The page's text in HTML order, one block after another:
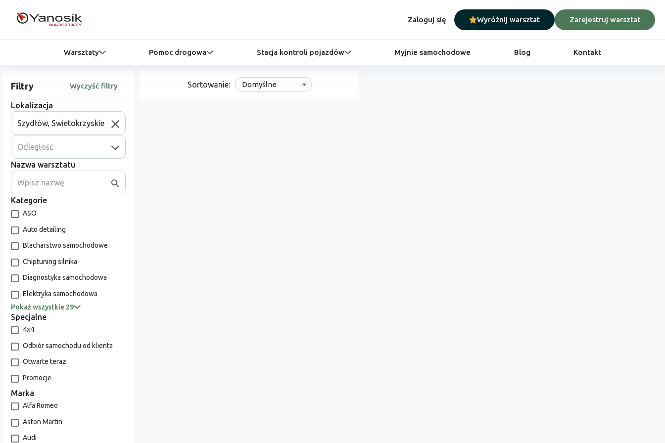
Zaloguj się Wyróżnij warsztat Zarejestruj warsztat
Warsztaty Pomoc drogowa Stacja kontroli pojazdów Myjnie samochodowe Blog Kontakt
Filtry Wyczyść filtry
Lokalizacja
Odległość
Nazwa warsztatu
Kategorie
ASO
Auto detailing
Blacharstwo samochodowe
Chiptuning silnika
Diagnostyka samochodowa
Elektryka samochodowa
Pokaż wszystkie 29
Specjalne
4x4
Odbiór samochodu od klienta
Otwarte teraz
Promocje
Marka
Alfa Romeo
Aston Martin
Audi
Sortowanie: Domyślne